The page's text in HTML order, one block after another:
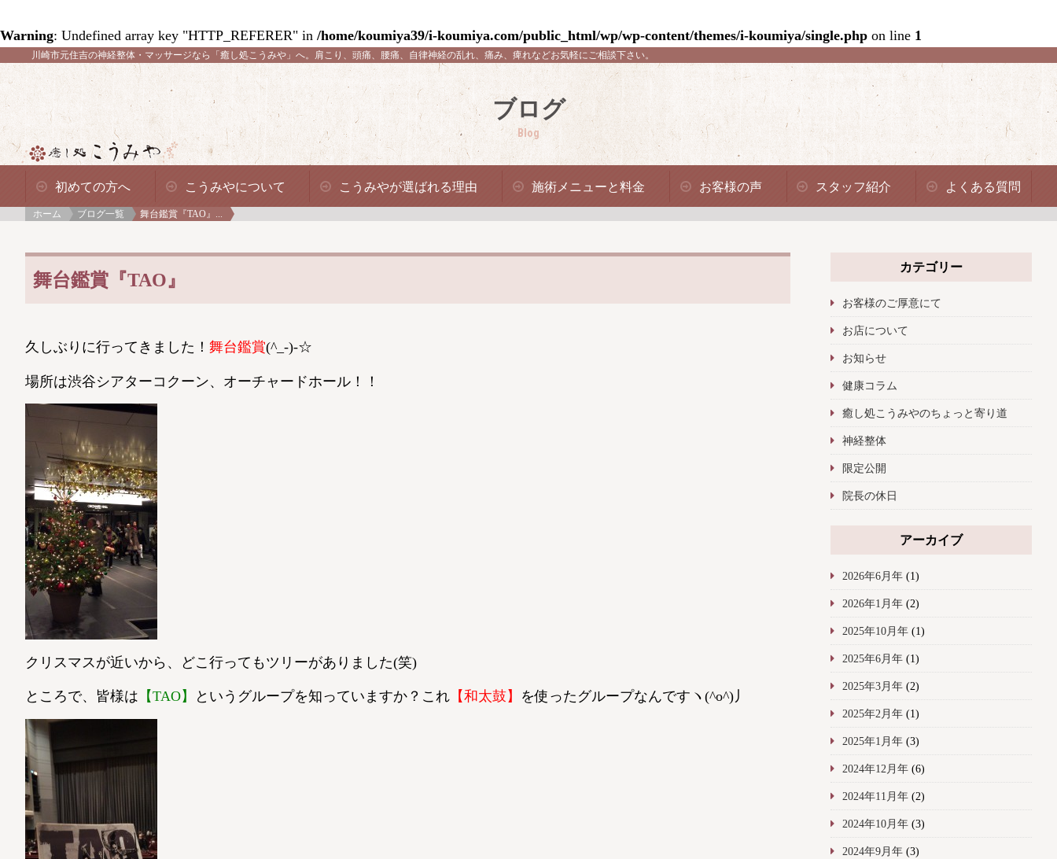
Warning: Undefined array key "HTTP_REFERER" in /home/koumiya39/i-koumiya.com/public_html/wp/wp-content/themes/i-koumiya/single.php on line 1
川崎市元住吉の神経整体・マッサージなら「癒し処こうみや」へ。 肩こり、頭痛、腰痛、自律神経の乱れ、痛み、痺れなどお気軽にご相談下さい。
ブログ
Blog
初めての方へ こうみやについて こうみやが選ばれる理由 施術メニューと料金 お客様の声 スタッフ紹介 よくある質問
ホーム ブログ一覧 舞台鑑賞『TAO』...
舞台鑑賞『TAO』
久しぶりに行ってきました！ 舞台鑑賞(^_-)-☆
場所は渋谷シアターコクーン、オーチャードホール！！
クリスマスが近いから、どこ行ってもツリーがありました(笑)
ところで、皆様は 【TAO】 というグループを知っていますか？これ 【和太鼓】 を使ったグループなんですヽ(^o^)丿
カテゴリー
お客様のご厚意にて
お店について
お知らせ
健康コラム
癒し処こうみやのちょっと寄り道
神経整体
限定公開
院長の休日
アーカイブ
2026年6月年(1)
2026年1月年(2)
2025年10月年(1)
2025年6月年(1)
2025年3月年(2)
2025年2月年(1)
2025年1月年(3)
2024年12月年(6)
2024年11月年(2)
2024年10月年(3)
2024年9月年(3)